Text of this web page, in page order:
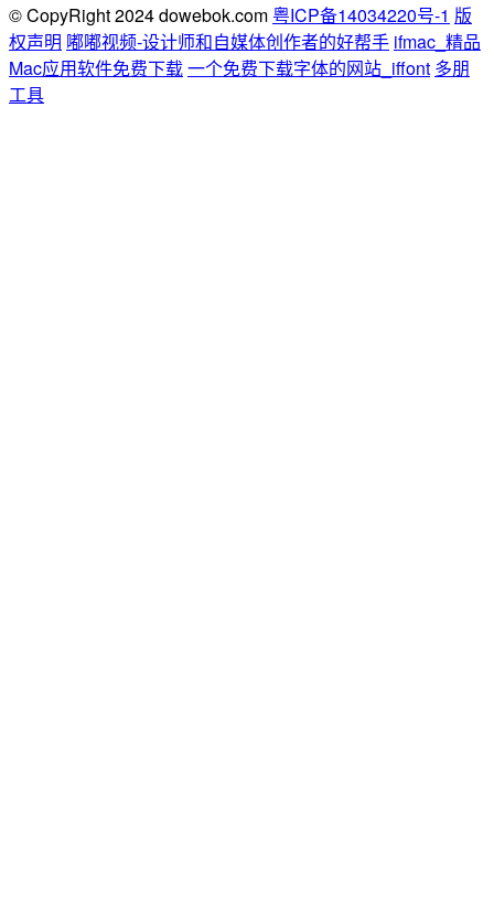
© CopyRight 2024 dowebok.com 粤ICP备14034220号-1 版
权声明 嘟嘟视频-设计师和自媒体创作者的好帮手 ifmac_精品
Mac应用软件免费下载一个免费下载字体的网站_iffont 多朋
工具